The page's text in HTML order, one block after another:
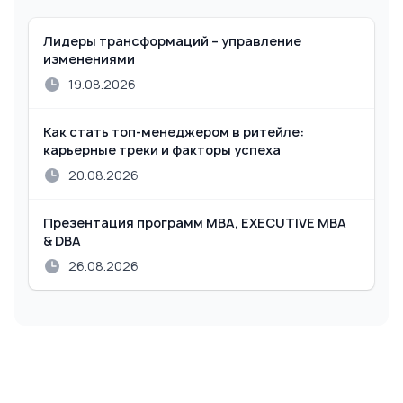
Лидеры трансформаций – управление
изменениями
19.08.2026
Как стать топ-менеджером в ритейле:
карьерные треки и факторы успеха
20.08.2026
Презентация программ MBA, EXECUTIVE MBA
& DBA
26.08.2026